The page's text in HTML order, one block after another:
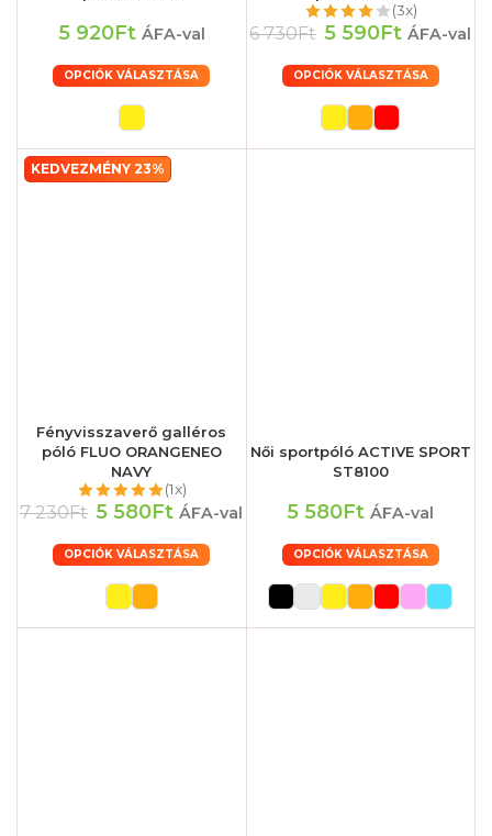
5 920Ft ÁFA-val
OPCIÓK VÁLASZTÁSA
(3x)
6 730Ft 5 590Ft ÁFA-val
OPCIÓK VÁLASZTÁSA
KEDVEZMÉNY 23%
Fényvisszaverő galléros
póló FLUO ORANGENEO
NAVY
(1x)
7 230Ft 5 580Ft ÁFA-val
OPCIÓK VÁLASZTÁSA
Női sportpóló ACTIVE SPORT
ST8100
5 580Ft ÁFA-val
OPCIÓK VÁLASZTÁSA